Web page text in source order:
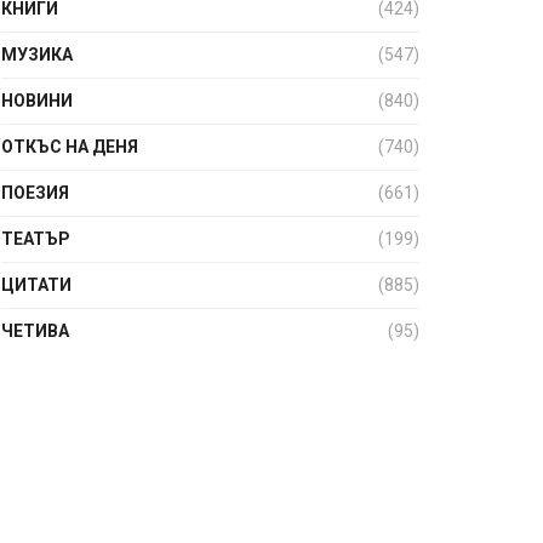
КНИГИ (424)
МУЗИКА (547)
НОВИНИ (840)
ОТКЪС НА ДЕНЯ (740)
ПОЕЗИЯ (661)
ТЕАТЪР (199)
ЦИТАТИ (885)
ЧЕТИВА (95)